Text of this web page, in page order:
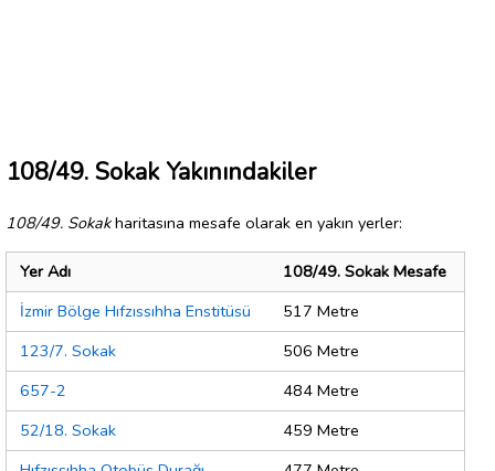
108/49. Sokak Yakınındakiler
108/49. Sokakharitasına mesafe olarak en yakın yerler:
Yer Adı
108/49. Sokak Mesafe
İzmir Bölge Hıfzıssıhha Enstitüsü
517 Metre
123/7. Sokak
506 Metre
657-2
484 Metre
52/18. Sokak
459 Metre